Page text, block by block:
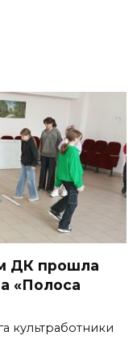
ДК прошла
«Полоса
культработники